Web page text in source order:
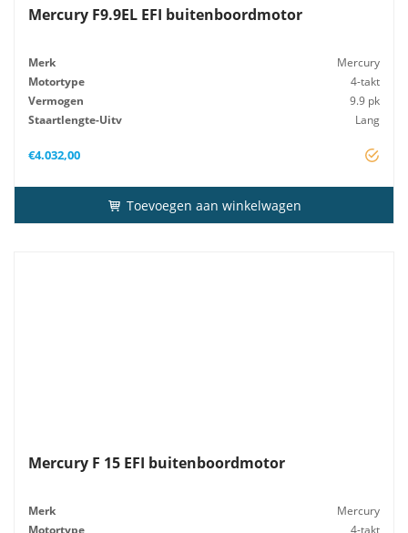
Mercury F9.9EL EFI buitenboordmotor
Merk
Mercury
Motortype
4-takt
Vermogen
9.9 pk
Staartlengte-Uitv
Lang
€4.032,00
Toevoegen aan winkelwagen
Mercury F 15 EFI buitenboordmotor
Merk
Mercury
Motortype
4-takt